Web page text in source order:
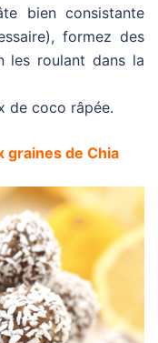
bien consistante
formez des
les roulant dans la
de coco râpée.
graines de Chia